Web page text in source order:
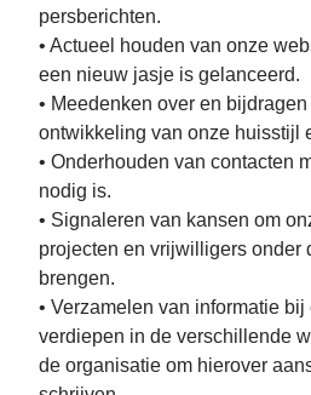
persberichten.
• Actueel houden van onze
een nieuw jasje is gelanceerd.
• Meedenken over en
ontwikkeling van onze huisstijl
• Onderhouden van contacten
nodig is.
• Signaleren van kansen om
projecten en vrijwilligers onder
brengen.
• Verzamelen van informatie
verdiepen in de verschillende
de organisatie om hierover